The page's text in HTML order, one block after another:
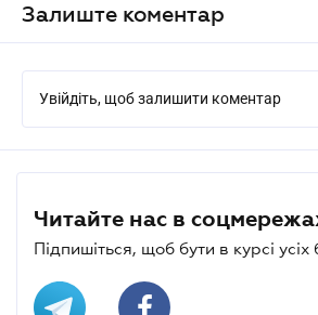
Залиште коментар
Увійдіть, щоб залишити коментар
Читайте нас в
Підпишіться, щоб бути в курсі усіх